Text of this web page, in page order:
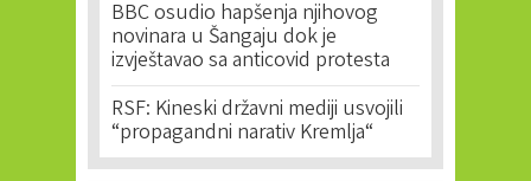
BBC osudio hapšenja njihovog
novinara u Šangaju dok je
izvještavao sa anticovid protesta
RSF: Kineski državni mediji usvojili
“propagandni narativ Kremlja“